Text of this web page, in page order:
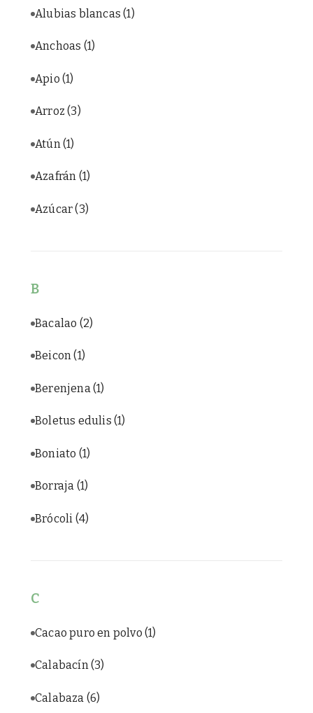
Alubias blancas(1)
Anchoas (1)
Apio (1)
Arroz(3)
Atún (1)
Azafrán (1)
Azúcar(3)
B
Bacalao (2)
Beicon(1)
Berenjena (1)
Boletus edulis (1)
Boniato (1)
Borraja (1)
Brócoli (4)
C
Cacao puro en polvo (1)
Calabacín(3)
Calabaza (6)